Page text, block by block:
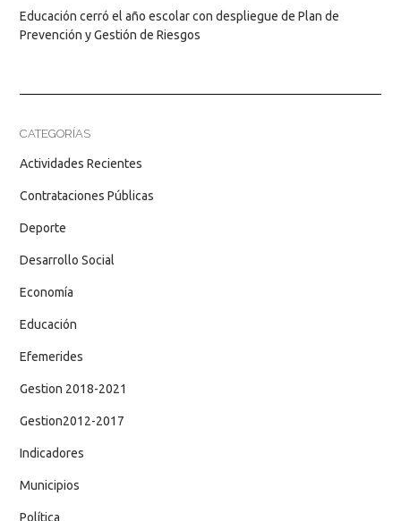
Educación cerró el año escolar con despliegue de Plan de
Prevención y Gestión de Riesgos
CATEGORÍAS
Actividades Recientes
Contrataciones Públicas
Deporte
Desarrollo Social
Economía
Educación
Efemerides
Gestion 2018-2021
Gestion2012-2017
Indicadores
Municipios
Política